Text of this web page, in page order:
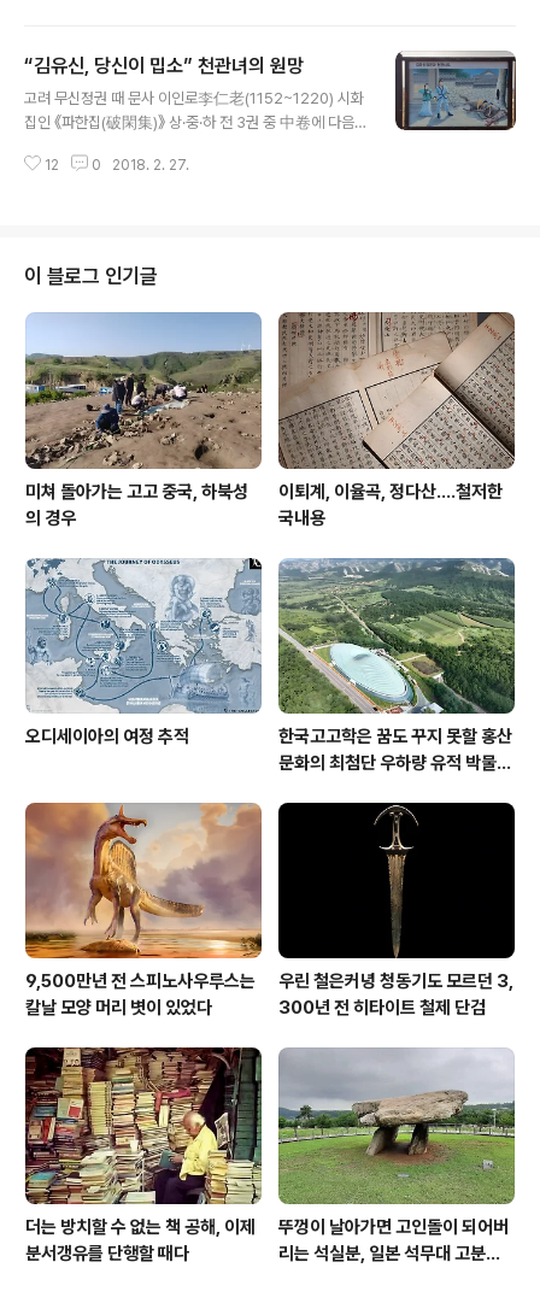
된 글 역시 그런 사정을 보여준다. 김상고당(金尙古堂 김
광수(金光遂))의 손자 김노종(金魯鍾)이 그 형 태인군(泰
仁君) 김만종(金萬鍾)을 장단(長湍) 산속에 장사 지내려
발견했다. 송나라 동전이 수백 개인데, 모두 원풍통보(元
“김유신, 당신이 밉소” 천관녀의 원망
고려 무신정권 때 문사 이인로李仁老(1152~1220) 시화
집인 《파한집(破閑集)》 상·중·하 전 3권 중 中卷에 다음
업事業 혁혁赫赫하니, (그런 사업 내용은) 국사國史에 펼
(면책)하여 이르기를 ‘나는 이미 늙었으니 주야로 네가 성
장하여 공명功名을 세워 임금과 부모에게 영화가 있기를
바랐더니, 지금 너는 술파는[屠沽] 애들과 음방淫房과 주
사酒肆에서 유희遊戱하느냐’ 라고 하고는 호읍號泣하기
를 그치지 않으니, 즉시 어미 앞에서 스스로 맹서하기를 다
시는 그 집 문을 지나지 않겠다고 했다. 하루는 술에..
12 0 2018. 2. 27.
이 블로그 인기글
미쳐 돌아가는 고고 중국, 하북성
의 경우
이퇴계, 이율곡, 정다산....철저한
국내용
오디세이아의 여정 추적
한국고고학은 꿈도 꾸지 못할 홍산
문화의 최첨단 우하량 유적 박물관
9,500만년 전 스피노사우루스는
칼날 모양 머리 볏이 있었다
우린 철은커녕 청동기도 모르던 3,
300년 전 히타이트 철제 단검
더는 방치할 수 없는 책 공해, 이제
분서갱유를 단행할 때다
뚜껑이 날아가면 고인돌이 되어버
리는 석실분, 일본 석무대 고분의